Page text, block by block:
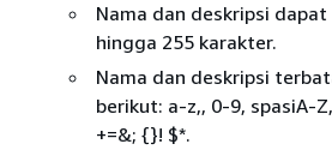
Nama dan deskripsi
hingga 255 karakter.
Nama dan deskripsi
berikut: a-z,, 0-9, spasiA-
+=&; {}! $*.